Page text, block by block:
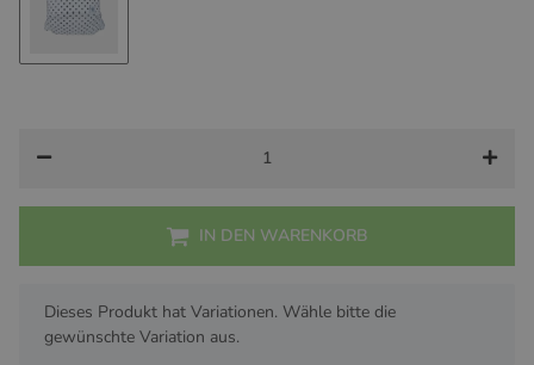
IN DEN WARENKORB
x
Dieses Produkt hat Variationen. Wähle bitte die
gewünschte Variation aus.